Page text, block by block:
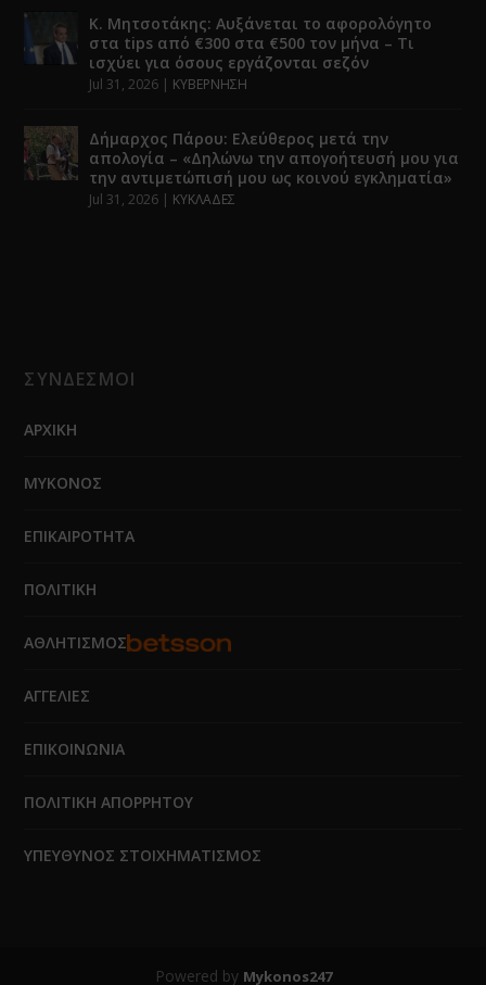
Κ. Μητσοτάκης: Αυξάνεται το αφορολόγητο
στα tips από €300 στα €500 τον μήνα – Τι
ισχύει για όσους εργάζονται σεζόν
Jul 31, 2026 | ΚΥΒΕΡΝΗΣΗ
Δήμαρχος Πάρου: Ελεύθερος μετά την
απολογία – «Δηλώνω την απογοήτευσή μου για
την αντιμετώπισή μου ως κοινού εγκληματία»
Jul 31, 2026 | ΚΥΚΛΑΔΕΣ
ΣΥΝΔΕΣΜΟΙ
ΑΡΧΙΚΗ
ΜΥΚΟΝΟΣ
ΕΠΙΚΑΙΡΟΤΗΤΑ
ΠΟΛΙΤΙΚΗ
ΑΘΛΗΤΙΣΜΟΣ
ΑΓΓΕΛΙΕΣ
ΕΠΙΚΟΙΝΩΝΙΑ
ΠΟΛΙΤΙΚΗ ΑΠΟΡΡΗΤΟΥ
ΥΠΕΥΘΥΝΟΣ ΣΤΟΙΧΗΜΑΤΙΣΜΟΣ
Powered by Mykonos247